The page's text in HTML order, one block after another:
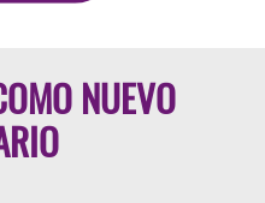
NUEVO